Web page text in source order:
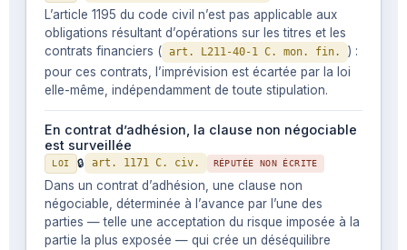
L’article 1195 du code civil n’est pas applicable aux
obligations résultant d’opérations sur les titres et les
contrats financiers ( art. L211-40-1 C. mon. fin.
) :
pour ces contrats, l’imprévision est écartée par la loi
elle-même, indépendamment de toute stipulation.
En contrat d’adhésion, la clause non négociable
est surveillée
LOI 🔒 art. 1171 C. civ. RÉPUTÉE NON ÉCRITE
Dans un contrat d’adhésion, une clause non
négociable, déterminée à l’avance par l’une des
parties — telle une acceptation du risque imposée à la
partie la plus exposée — qui crée un déséquilibre